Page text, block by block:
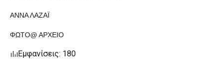
ΑΝΝΑ ΛΑΖΑΪ
ΦΩΤΟ@ ΑΡΧΕΙΟ
Εμφανίσεις: 180